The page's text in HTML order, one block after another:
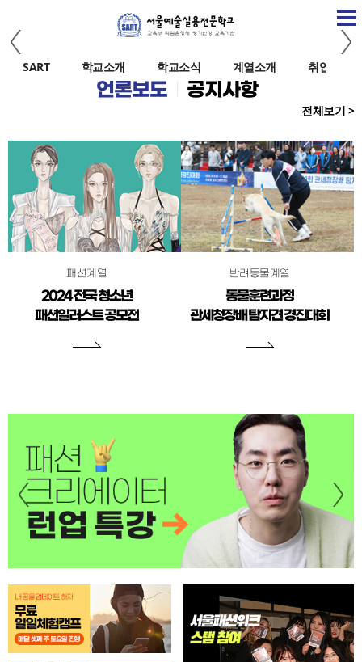
SART 학교소개 학교소식 계열소개 취업정보
언론보도 공지사항
전체보기 >
패션계열
2024 전국 청소년
패션일러스트 공모전
반려동물계열
동물훈련과정
관세청장배 탐지견 경진대회